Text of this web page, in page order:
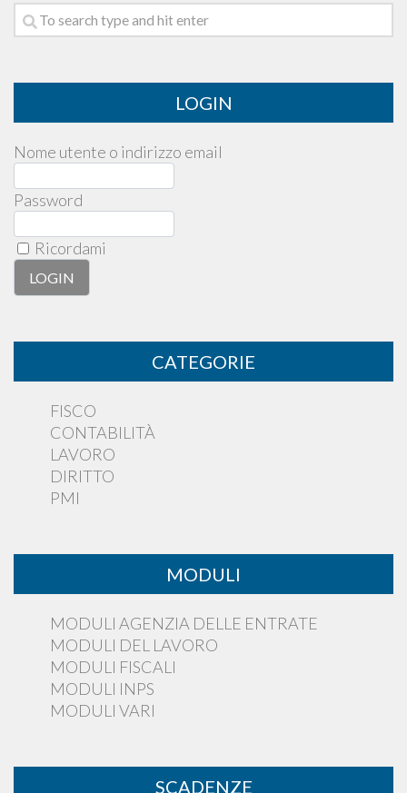
LOGIN
Nome utente o indirizzo email
Password
Ricordami
CATEGORIE
FISCO
CONTABILITÀ
LAVORO
DIRITTO
PMI
MODULI
MODULI AGENZIA DELLE ENTRATE
MODULI DEL LAVORO
MODULI FISCALI
MODULI INPS
MODULI VARI
SCADENZE